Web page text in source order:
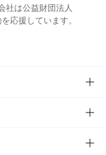
社は公益財団法人
応援しています。